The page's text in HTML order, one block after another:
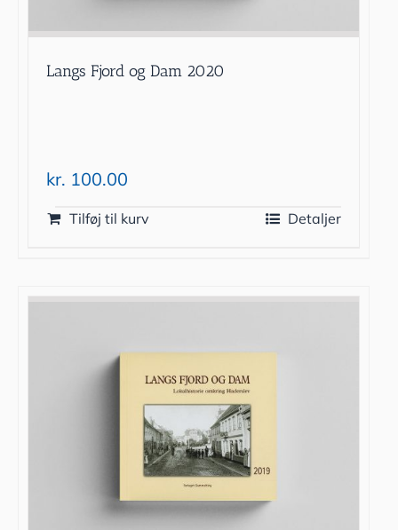
Langs Fjord og Dam 2020
kr. 100.00
Tilføj til kurv Detaljer